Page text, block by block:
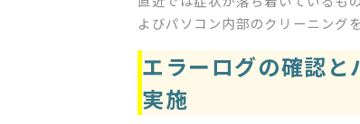
よびパソコン内部のクリーニング
エラーログの確認
実施